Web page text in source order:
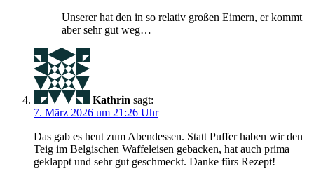
Unserer hat den in so relativ großen Eimern, er kommt
aber sehr gut weg…
Kathrin sagt:
7. März 2026 um 21:26 Uhr
Das gab es heut zum Abendessen. Statt Puffer haben wir den
Teig im Belgischen Waffeleisen gebacken, hat auch prima
geklappt und sehr gut geschmeckt. Danke fürs Rezept!